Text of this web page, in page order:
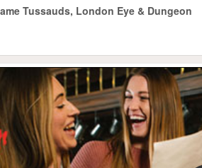
Tussauds, London Eye & Dungeon